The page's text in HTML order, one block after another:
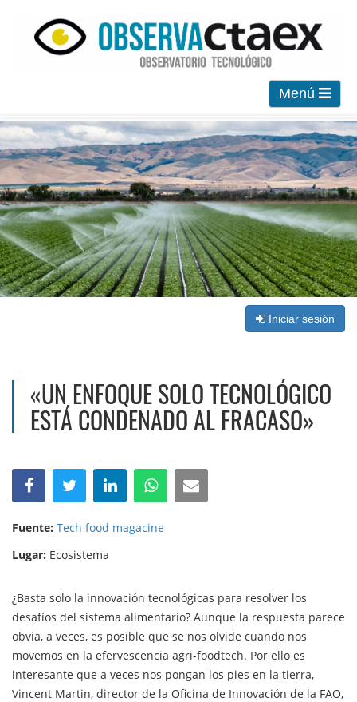
Menú
Iniciar sesión
«UN ENFOQUE SOLO TECNOLÓGICO
ESTÁ CONDENADO AL FRACASO»
Fuente: Tech food magacine
Lugar: Ecosistema
¿Basta solo la innovación tecnológicas para resolver los
desafíos del sistema alimentario? Aunque la respuesta parece
obvia, a veces, es posible que se nos olvide cuando nos
movemos en la efervescencia agri-foodtech. Por ello es
interesante que a veces nos pongan los pies en la tierra,
Vincent Martin, director de la Oficina de Innovación de la FAO,